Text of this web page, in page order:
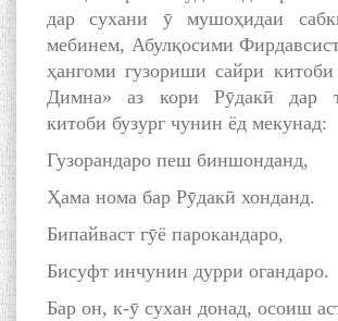
дар сухани ӯ мушоҳидаи
мебинем, Абулқосими
ҳангоми гузориши сайри
Димна» аз кори Рӯдакӣ дар
китоби бузург чунин ёд мекунад:
Гузорандаро пеш биншонданд,
Ҳама нома бар Рӯдакӣ хонданд.
Бипайваст гӯё парокандаро,
Бисуфт инчунин дурри огандаро.
Бар он, к-ӯ сухан донад, осоиш